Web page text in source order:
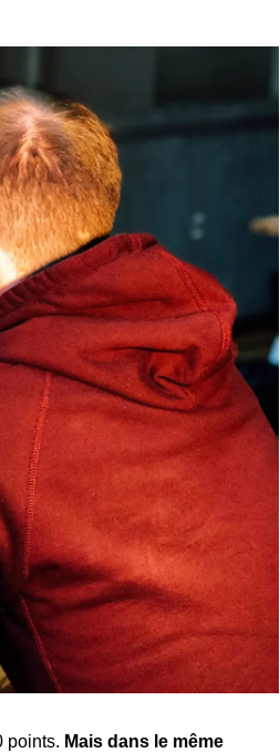
points. Mais dans le même